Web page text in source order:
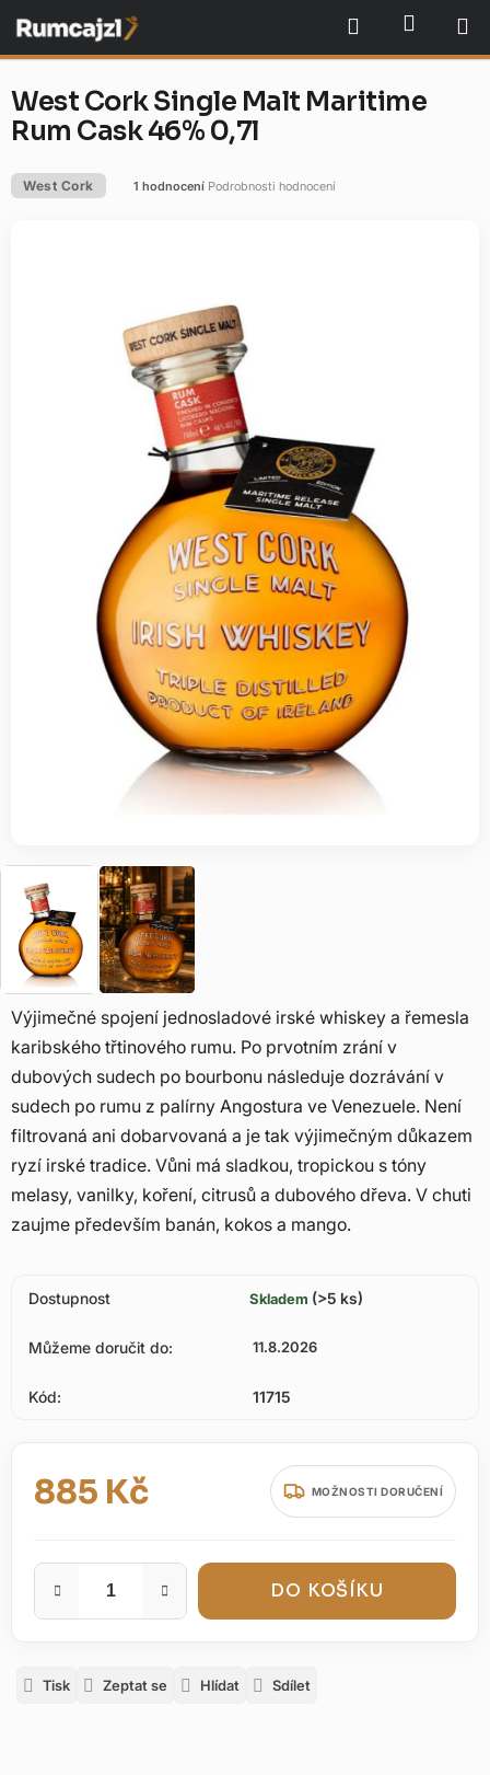
na
obsah
Hledat
Výjimečné spojení jednosladové irské whiskey a řemesla
karibského třtinového rumu. Po prvotním zrání v
dubových sudech po bourbonu následuje dozrávání v
sudech po rumu z palírny Angostura ve Venezuele. Není
filtrovaná ani dobarvovaná a je tak výjimečným důkazem
ryzí irské tradice. Vůni má sladkou, tropickou s tóny
melasy, vanilky, koření, citrusů a dubového dřeva. V chuti
zaujme především banán, kokos a mango.
Dostupnost Skladem (>5 ks)
Můžeme doručit do: 11.8.2026
Kód: 11715
885 Kč
Měrná cena:
MOŽNOSTI DORUČENÍ
DO KOŠÍKU
Tisk Zeptat se Hlídat Sdílet
West Cork Single Malt Maritime
Rum Cask 46% 0,7l
West Cork
Průměrné
hvězdiček.
1 hodnocení Podrobnosti hodnocení